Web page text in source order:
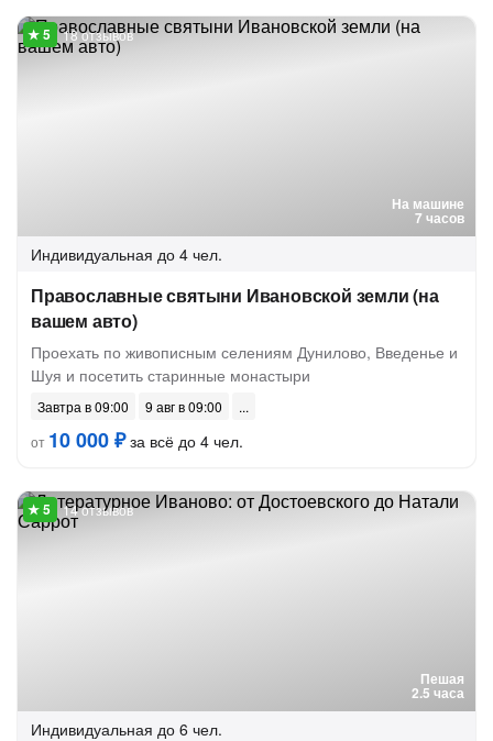
На машине
7 часов
18 отзывов
Индивидуальная до 4 чел.
Православные святыни Ивановской земли (на
вашем авто)
Проехать по живописным селениям Дунилово, Введенье и
Шуя и посетить старинные монастыри
Завтра в 09:00
9 авг в 09:00
от 10 000 ₽за всё до 4 чел.
Пешая
2.5 часа
14 отзывов
Индивидуальная до 6 чел.